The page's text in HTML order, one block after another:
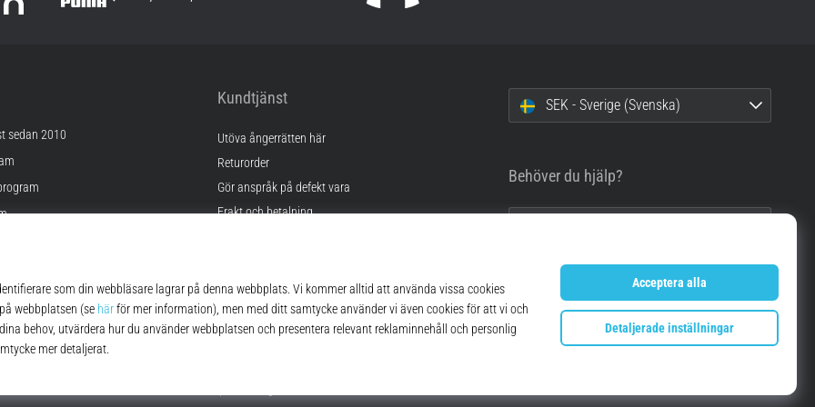
sedan 2010
Kundtjänst
Utöva ångerrätten här
Returorder
Gör anspråk på defekt vara
Frakt och betalning
FAQ
Sekretesspolicy
SEK - Sverige (Svenska)
Behöver du hjälp?